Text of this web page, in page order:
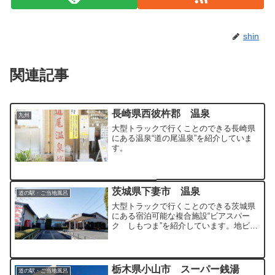
shin
関連記事
九州 長崎県西彼杵郡 温泉
大型トラックで行くことのできる長崎県
にある温泉“道の尾温泉”を紹介していま
す。
道の駅・ご当地風呂 茨城県下妻市 温泉
大型トラックで行くことのできる茨城県
にある宿泊可能な複合施設“ビアスパー
ク しもつま”を紹介しています。地ビー
道の駅・ご当地風呂 栃木県小山市 スーパー銭湯